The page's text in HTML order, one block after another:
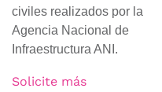
civiles realizados por la
Agencia Nacional de
Infraestructura ANI.
Solicite más